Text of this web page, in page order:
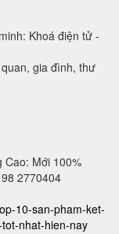
Khoá điện tử -
gia đình, thư
Cao: Mới 100%
2770404
10-san-pham-ket-
nhat-hien-nay